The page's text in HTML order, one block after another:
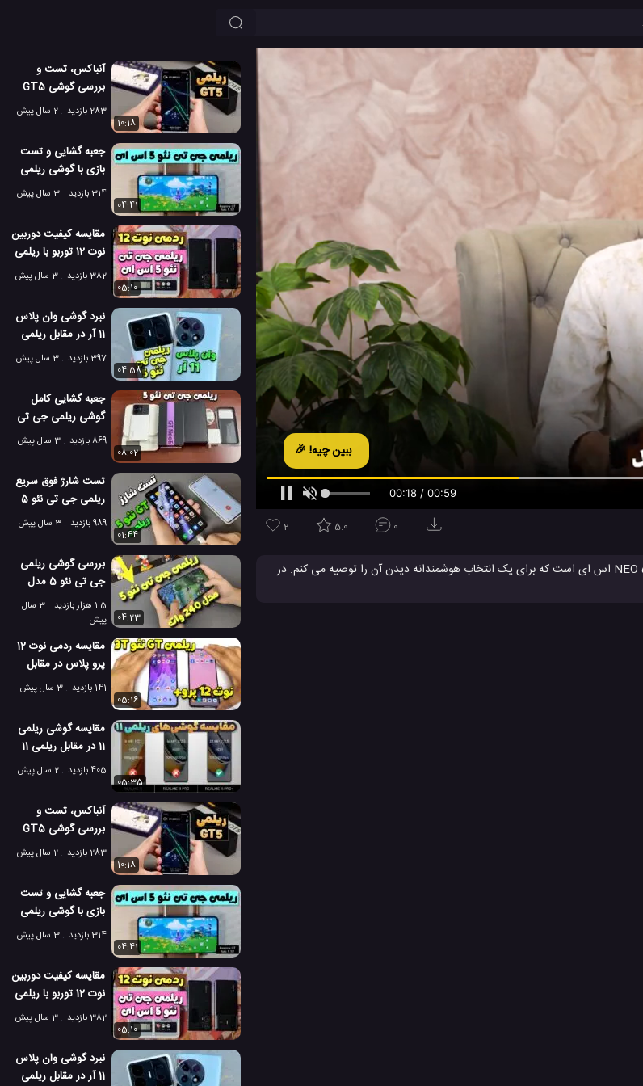
00:19 / 00:59
ببین چیه! 🎉
2 5.0 0
این یک مقایسه دقیق از سرعت و عملکرد دو گوشی کمپانی ریلمی، مدل 11 پرو پلاس و جی تی NEO 5 اس ای است که برای یک انتخاب هوشمندانه دیدن آن را توصیه می کنم. در
آنباکس، تست و
بررسی گوشی GT5
240W ریلمی با رم 24
283 بازدید
2 سال پیش
10:18
جعبه گشایی و تست
بازی با گوشی ریلمی
جی تی نئو 5 اس ای!
314 بازدید
3 سال پیش
04:41
مقایسه کیفیت دوربین
نوت 12 توربو با ریلمی
جی تی نئو 5 اس ای
382 بازدید
3 سال پیش
05:10
نبرد گوشی وان پلاس
11 آر در مقابل ریلمی
جی تی نئو 5!
397 بازدید
3 سال پیش
04:58
جعبه گشایی کامل
گوشی ریلمی جی تی
نئو 5 با رنگ سفید!
869 بازدید
3 سال پیش
08:02
تست شارژ فوق سریع
ریلمی جی تی نئو 5
مدل 240 وات!
989 بازدید
3 سال پیش
01:44
بررسی گوشی ریلمی
جی تی نئو 5 مدل
240 وات!
1.5 هزار بازدید
3 سال
پیش
04:23
مقایسه ردمی نوت 12
پرو پلاس در مقابل
ریلمی جی تی نئو 3T!
141 بازدید
3 سال پیش
05:16
مقایسه گوشی ریلمی
11 در مقابل ریلمی 11
پرو و ریلمی 11 پرو
405 بازدید
2 سال پیش
05:35
آنباکس، تست و
بررسی گوشی GT5
240W ریلمی با رم 24
283 بازدید
2 سال پیش
10:18
جعبه گشایی و تست
بازی با گوشی ریلمی
جی تی نئو 5 اس ای!
314 بازدید
3 سال پیش
04:41
مقایسه کیفیت دوربین
نوت 12 توربو با ریلمی
جی تی نئو 5 اس ای
382 بازدید
3 سال پیش
05:10
نبرد گوشی وان پلاس
11 آر در مقابل ریلمی